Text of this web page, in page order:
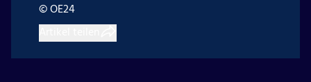
© OE24